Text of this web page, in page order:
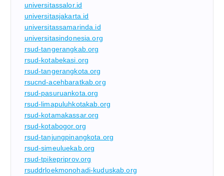
universitassalor.id
universitasjakarta.id
universitassamarinda.id
universitasindonesia.org
rsud-tangerangkab.org
rsud-kotabekasi.org
rsud-tangerangkota.org
rsucnd-acehbaratkab.org
rsud-pasuruankota.org
rsud-limapuluhkotakab.org
rsud-kotamakassar.org
rsud-kotabogor.org
rsud-tanjungpinangkota.org
rsud-simeuluekab.org
rsud-tpikepriprov.org
rsuddrloekmonohadi-kuduskab.org